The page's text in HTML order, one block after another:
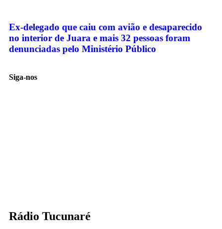
Ex-delegado que caiu com avião e desaparecido
no interior de Juara e mais 32 pessoas foram
denunciadas pelo Ministério Público
Siga-nos
Rádio Tucunaré